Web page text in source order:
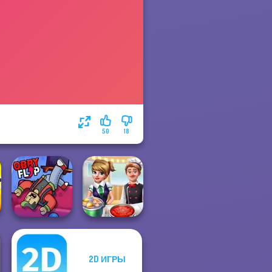
18
50
Obby Flip
2D ИГРЫ